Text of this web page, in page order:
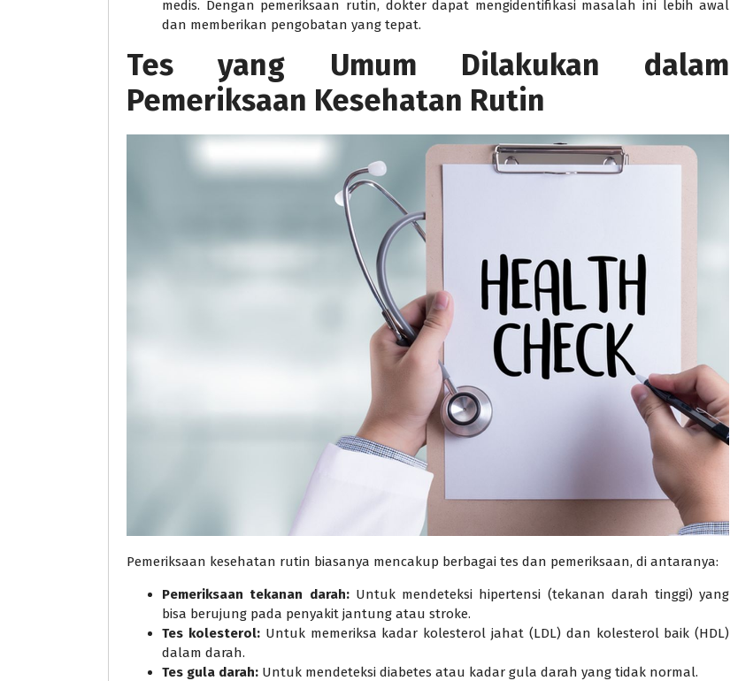
medis. Dengan pemeriksaan rutin, dokter dapat mengidentifikasi masalah ini lebih awal
dan memberikan pengobatan yang tepat.
Tes yang Umum Dilakukan dalam
Pemeriksaan Kesehatan Rutin
Pemeriksaan kesehatan rutin biasanya mencakup berbagai tes dan pemeriksaan, di antaranya:
Pemeriksaan tekanan darah:Untuk mendeteksi hipertensi (tekanan darah tinggi) yang
bisa berujung pada penyakit jantung atau stroke.
Tes kolesterol:Untuk memeriksa kadar kolesterol jahat (LDL) dan kolesterol baik (HDL)
dalam darah.
Tes gula darah: Untuk mendeteksi diabetes atau kadar gula darah yang tidak normal.